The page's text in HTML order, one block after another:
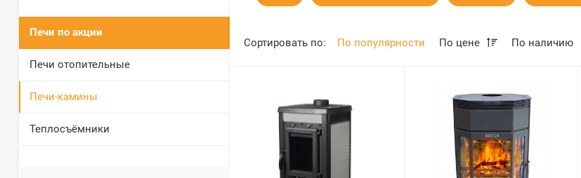
Печи по акции
Печи отопительные
Печи-камины
Теплосъёмники
Сортировать по: По популярности По цене По наличию